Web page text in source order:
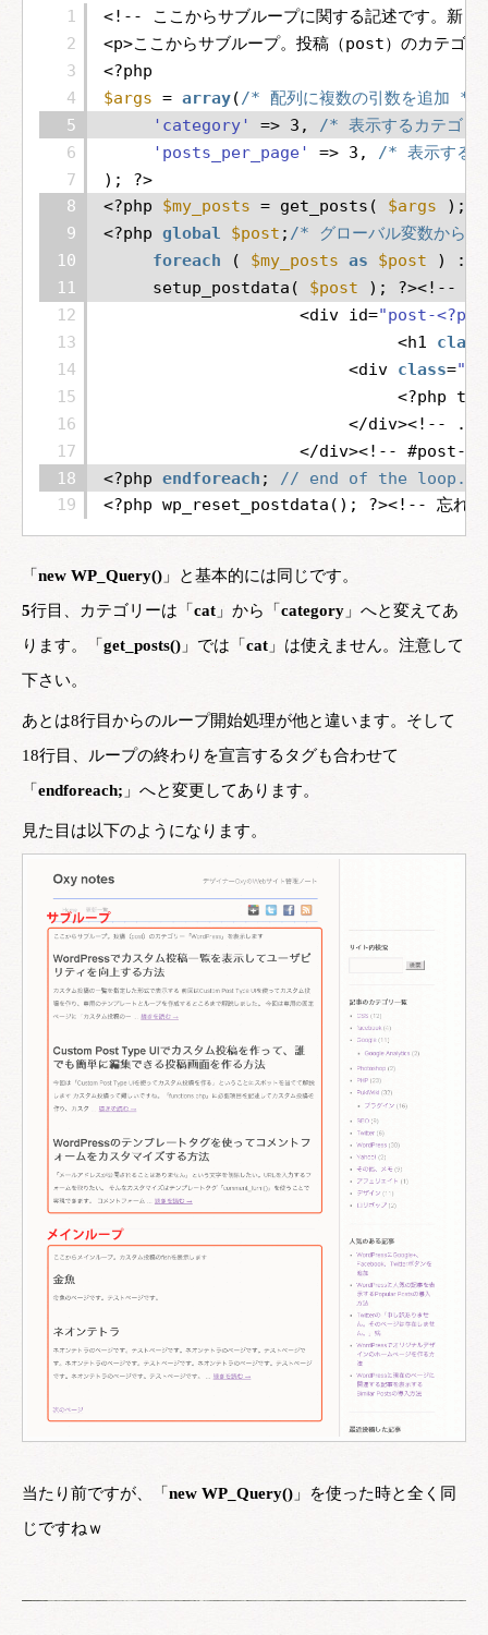
1
2
3
4
5
6
7
8
9
10
11
12
13
14
15
16
17
18
19
<!-- ここからサブループに関する記述です。新
<p>ここからサブループ。投稿（post）のカテゴ
<?php
$args = array(/* 配列に複数の引数を追加 */
'category'
=> 3, /* 表示するカテゴ
'posts_per_page'
=> 3, /* 表示する
); ?>
<?php $my_posts = get_posts( $args
);
<?php global $post ; /* グローバル変数から
foreach
( $my_posts as $post ) :
setup_postdata( $post
); ?><!--
<div id="post-
<h1 class
<div class=
<?php
</div><!--
</div><!-- #post-
<?php endforeach ;
// end of the loop.
<?php wp_reset_postdata(); ?><!-- 忘れず
「 new WP_Query() 」と基本的には同じです。
5行目、カテゴリーは「 cat 」から「 category 」へと変えてあ
ります。「 get_posts() 」では「 cat 」は使えません。注意して
下さい。
あとは8行目からのループ開始処理が他と違います。そして
18行目、ループの終わりを宣言するタグも合わせて
「 endforeach; 」へと変更してあります。
見た目は以下のようになります。
当たり前ですが、「new WP_Query() 」を使った時と全く同
じですねｗ